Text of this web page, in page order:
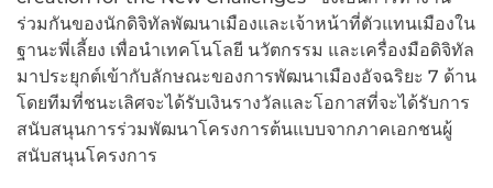
ร่วมกันของนักดิจิทัลพัฒนาเมืองและเจ้าหน้าที่ตัวแทนเมืองใน
ฐานะพี่เลี้ยง เพื่อนำเทคโนโลยี นวัตกรรม และเครื่องมือดิจิทัล
มาประยุกต์เข้ากับลักษณะของการพัฒนาเมืองอัจฉริยะ 7 ด้าน
โดยทีมที่ชนะเลิศจะได้รับเงินรางวัลและโอกาสที่จะได้รับการ
สนับสนุนการร่วมพัฒนาโครงการต้นแบบจากภาคเอกชนผู้
สนับสนุนโครงการ